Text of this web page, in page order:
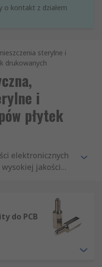
o kontakt z działem
sterylne i
drukowanych
i
płytek
elektronicznych
jakości
tysiące innych
jakości i w
jakość cechuje
ich dostawę, co
Znajdujące
do PCB